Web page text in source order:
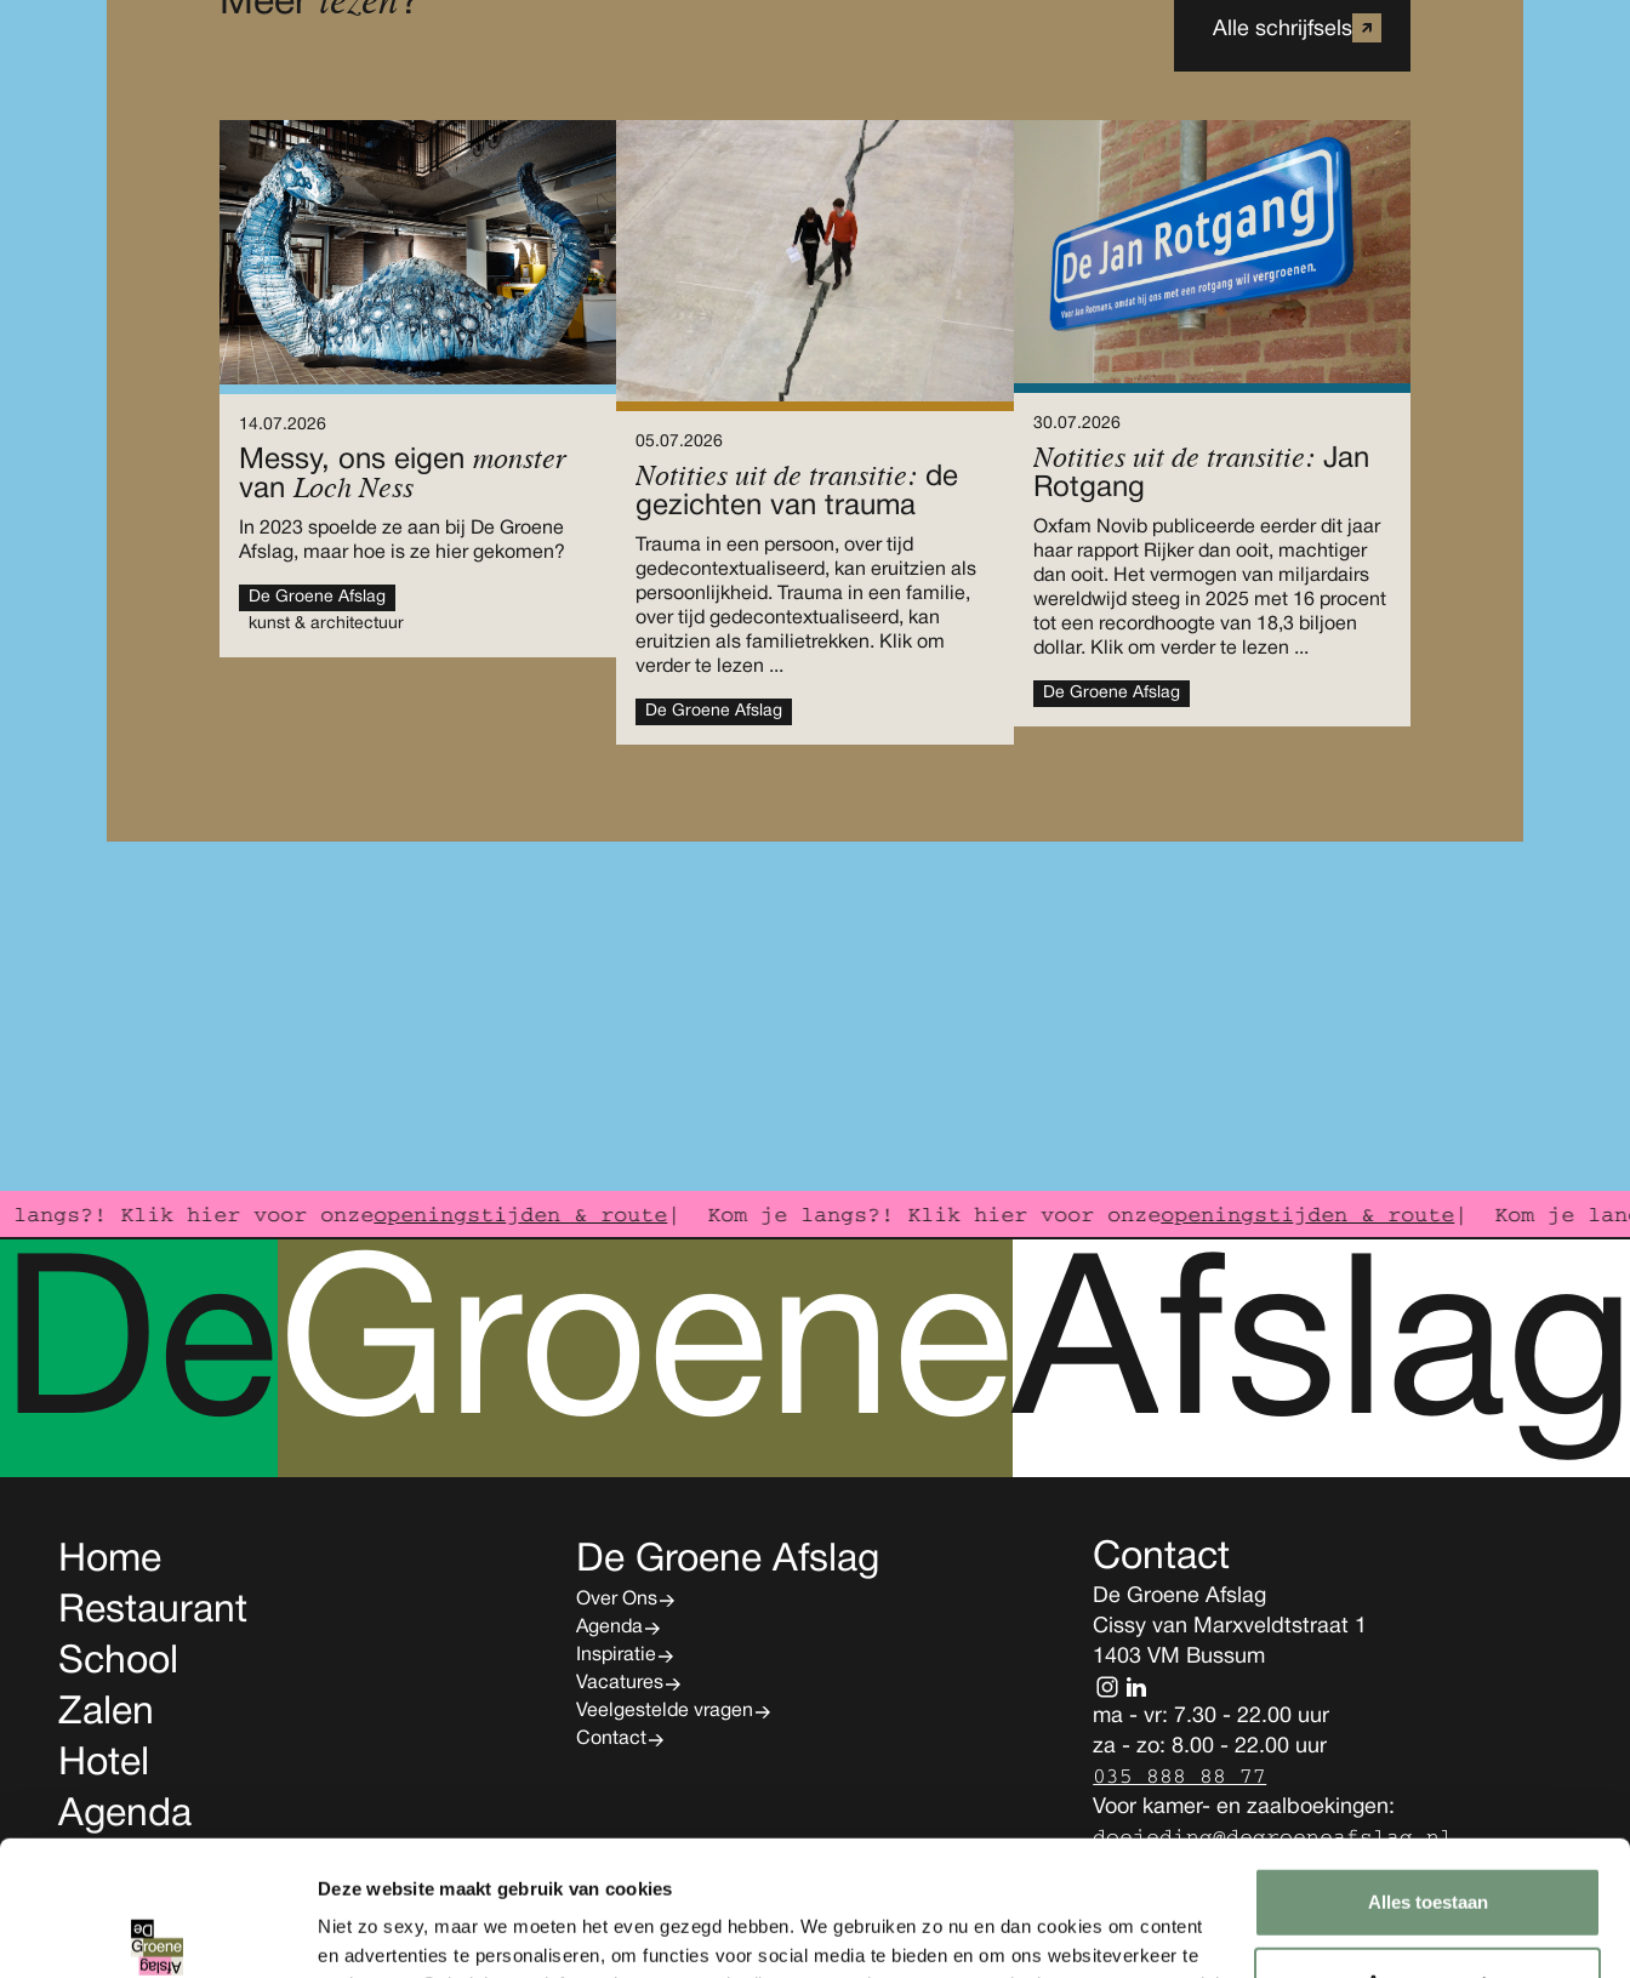
Deze website maakt gebruik van cookies
Niet zo sexy, maar we moeten het even gezegd hebben. We gebruiken zo nu en dan cookies om content
en advertenties te personaliseren, om functies voor social media te bieden en om ons websiteverkeer te
Alles toestaan
14.07.2026
Messy, ons eigenmonster
vanLoch Ness
In 2023 spoelde ze aan bij De Groene
Afslag, maar hoe is ze hier gekomen?
De Groene Afslag
kunst & architectuur
05.07.2026
Notities uit de transitie: de
gezichten van trauma
Trauma in een persoon, over tijd
gedecontextualiseerd, kan eruitzien als
persoonlijkheid. Trauma in een familie,
over tijd gedecontextualiseerd, kan
eruitzien als familietrekken. Klik om
verder te lezen ...
De Groene Afslag
30.07.2026
Notities uit de transitie: Jan
Rotgang
Oxfam Novib publiceerde eerder dit jaar
haar rapport Rijker dan ooit, machtiger
dan ooit. Het vermogen van miljardairs
wereldwijd steeg in 2025 met 16 procent
tot een recordhoogte van 18,3 biljoen
dollar. Klik om verder te lezen ...
De Groene Afslag
Alle schrijfsels
Klik hier voor onzeopeningstijden & route| Kom je langs?! Klik hier voor onzeopeningstijden & route| Kom je
DeGroeneA
Home
Restaurant
School
Zalen
Hotel
Agenda
De Groene Afslag
Over Ons
Agenda
Inspiratie
Vacatures
Veelgestelde vragen
Contact
Contact
De Groene Afslag
Cissy van Marxveldtstraat 1
1403 VM Bussum
ma - vr: 7.30 - 22.00 uur
za - zo: 8.00 - 22.00 uur
035 888 88 77
Voor kamer- en zaalboekingen:
doejeding@degroeneafslag.nl
Voor andere vragen:
weeswelkom@degroeneafslag.nl